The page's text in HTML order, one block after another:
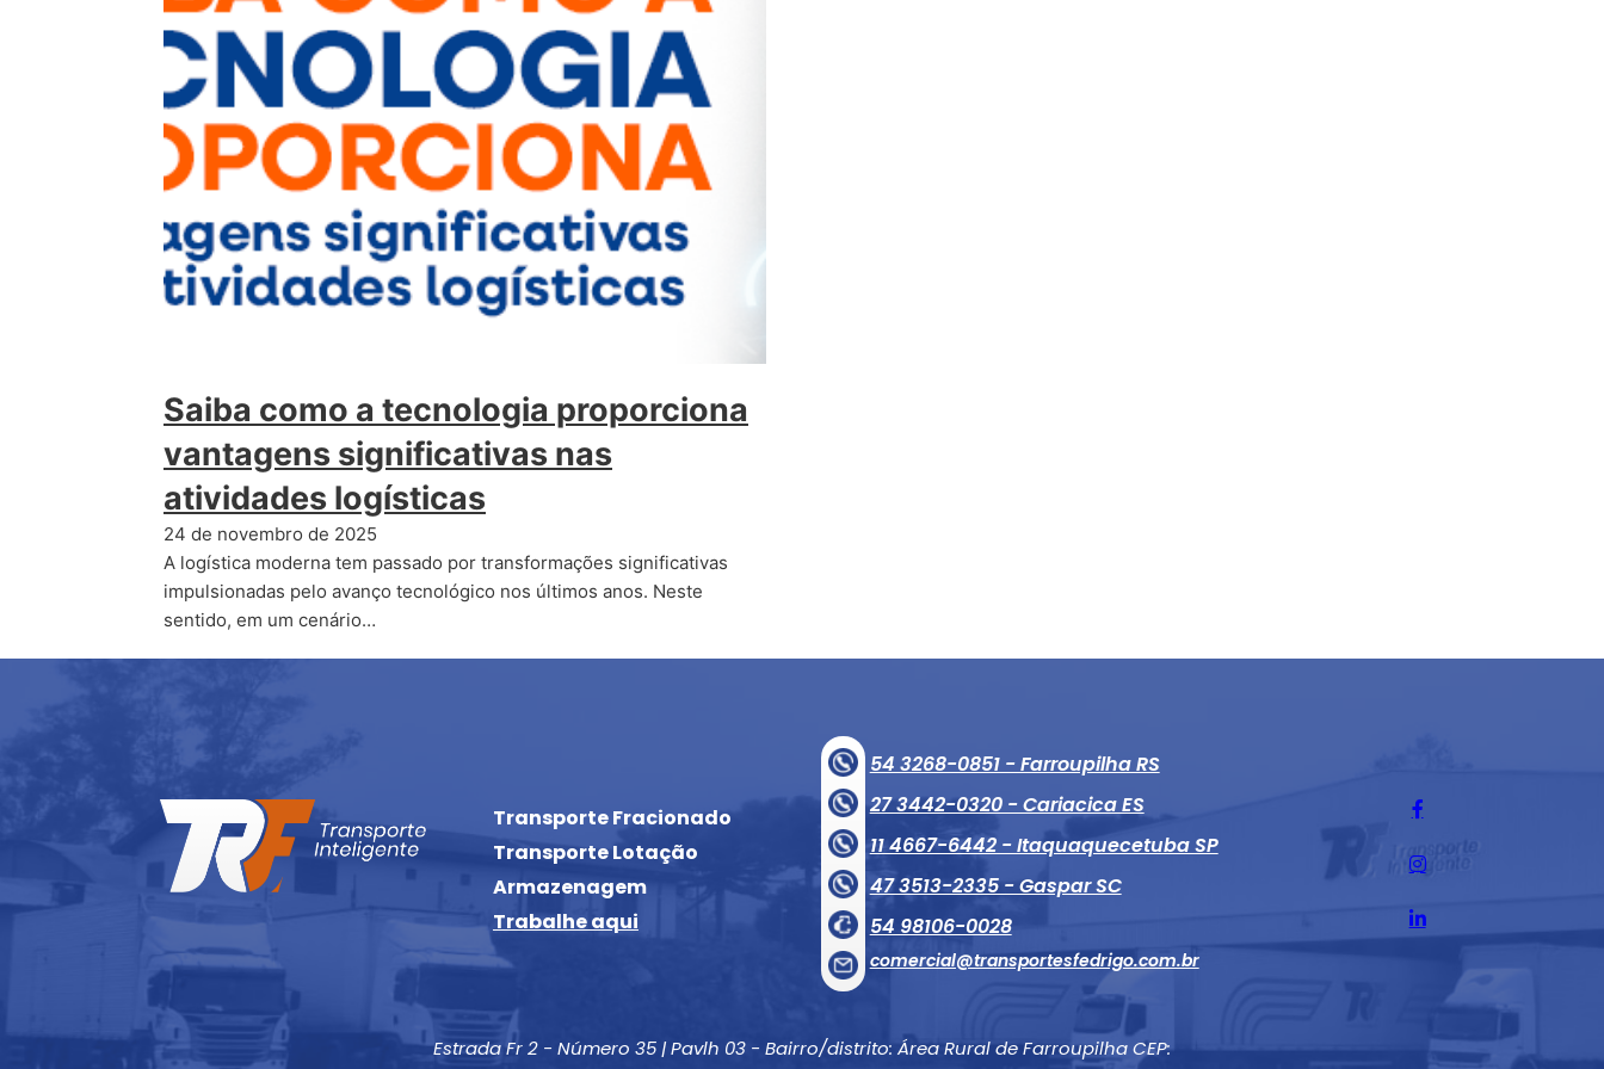
Saiba como a tecnologia proporciona
vantagens significativas nas
atividades logísticas
24 de novembro de 2025
A logística moderna tem passado por transformações significativas
impulsionadas pelo avanço tecnológico nos últimos anos. Neste
sentido, em um cenário…
Transporte Fracionado
Transporte Lotação
Armazenagem
Trabalhe aqui
54 3268-0851 - Farroupilha RS
27 3442-0320 - Cariacica ES
11 4667-6442 - Itaquaquecetuba SP
47 3513-2335 - Gaspar SC
54 98106-0028
comercial@transportesfedrigo.com.br
Estrada Fr 2 - Número 35 | Pavlh 03 - Bairro/distrito: Área Rural de Farroupilha CEP: